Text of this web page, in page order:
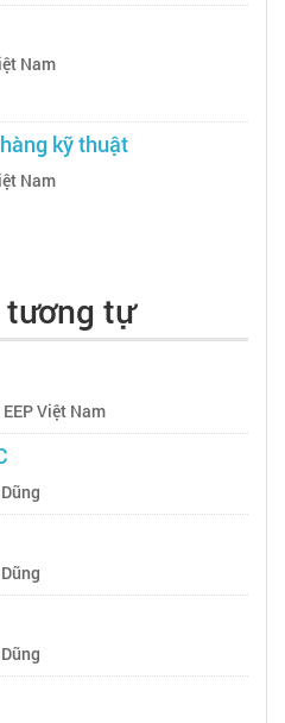
Nam
kỹ thuật
Nam
tương tự
Việt Nam